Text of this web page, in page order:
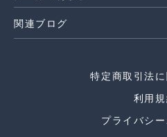
関連ブログ
特定商取引法
利用
プライバシ